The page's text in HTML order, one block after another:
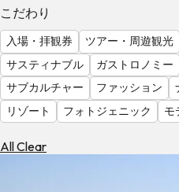
調
べ
る
天
気
を
見
る
こだわり
入場・拝観券 ツアー・周遊観光
サスティナブル
ガストロノミー
サブカルチャー
ファッション
リゾート
フォトジェニック モ
All Clear